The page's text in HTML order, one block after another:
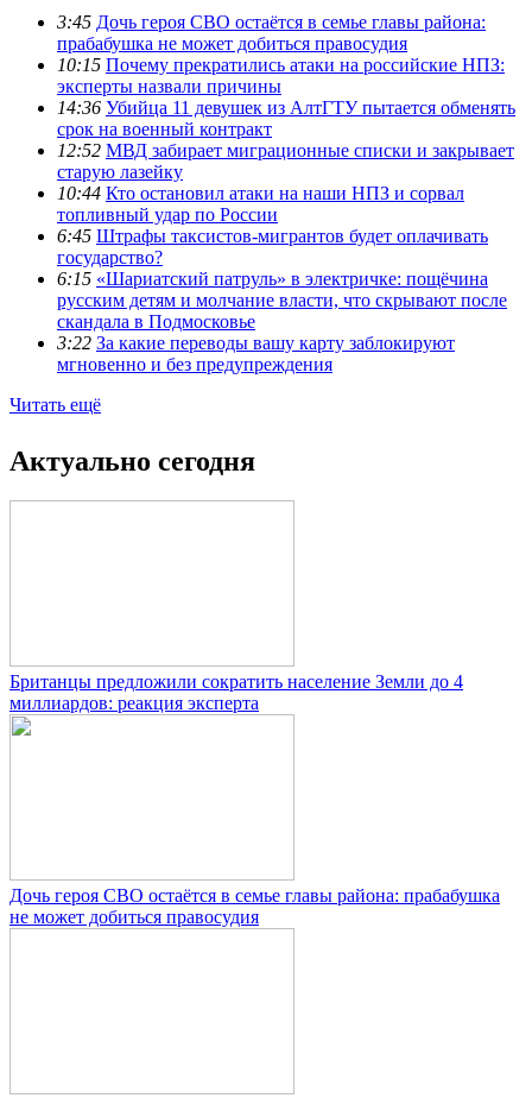
3:45 Дочь героя СВО остаётся в семье главы района:
прабабушка не может добиться правосудия
10:15 Почему прекратились атаки на российские НПЗ:
эксперты назвали причины
14:36 Убийца 11 девушек из АлтГТУ пытается обменять
срок на военный контракт
12:52 МВД забирает миграционные списки и закрывает
старую лазейку
10:44 Кто остановил атаки на наши НПЗ и сорвал
топливный удар по России
6:45 Штрафы таксистов-мигрантов будет оплачивать
государство?
6:15 «Шариатский патруль» в электричке: пощёчина
русским детям и молчание власти, что скрывают после
скандала в Подмосковье
3:22 За какие переводы вашу карту заблокируют
мгновенно и без предупреждения
Читать ещё
Актуально сегодня
Британцы предложили сократить население Земли до 4
миллиардов: реакция эксперта
Дочь героя СВО остаётся в семье главы района: прабабушка
не может добиться правосудия